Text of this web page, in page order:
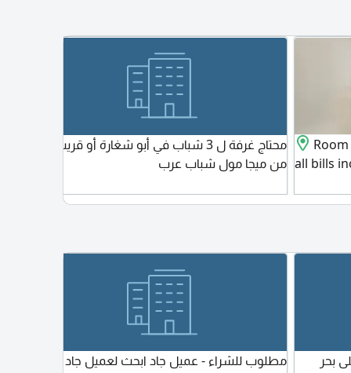
الخدمات وموقف الحافلات على بعد خطوات مع
سعر 35997 وتسهيلات في السداد مع وجود
all bills
محتاج غرفة ل 3 شباب في أبو شغارة أو قريب
من ميجا مول شباب عرب
بحر
مطلوب للشراء - عميل جاد ابحث لعميل جاد عن